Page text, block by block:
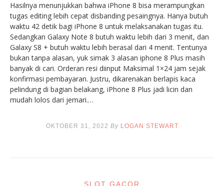
Hasilnya menunjukkan bahwa iPhone 8 bisa merampungkan
tugas editing lebih cepat disbanding pesaingnya. Hanya butuh
waktu 42 detik bagi iPhone 8 untuk melaksanakan tugas itu.
Sedangkan Galaxy Note 8 butuh waktu lebih dari 3 menit, dan
Galaxy S8 + butuh waktu lebih berasal dari 4 menit. Tentunya
bukan tanpa alasan, yuk simak 3 alasan iphone 8 Plus masih
banyak di cari. Orderan resi diinput Maksimal 1×24 jam sejak
konfirmasi pembayaran. Justru, dikarenakan berlapis kaca
pelindung di bagian belakang, iPhone 8 Plus jadi licin dan
mudah lolos dari jemari.…
OKTOBER 31, 2022 By LOGAN STEWART
SLOT GACOR